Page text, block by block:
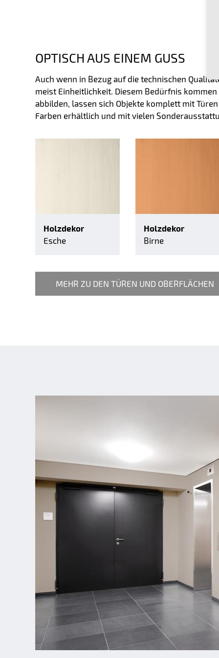
OPTISCH AUS EINEM GUSS
Auch wenn in Bezug auf die technischen
meist Einheitlichkeit. Diesem Bedürfnis
abbilden, lassen sich Objekte komplett mit
Farben erhältlich und mit vielen
Holzdekor
Esche
Holzdekor
Birne
MEHR ZU DEN TÜREN UND OBERFLÄCHEN